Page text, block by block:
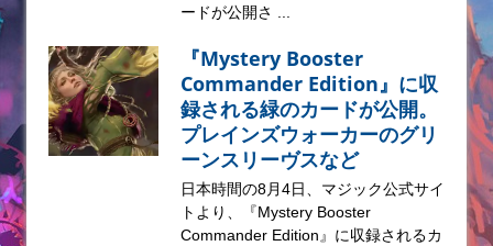
ードが公開さ ...
『Mystery Booster
Commander Edition』に収
録される緑のカードが公開。
プレインズウォーカーのグリ
ーンスリーヴスなど
日本時間の8月4日、マジック公式サイ
トより、『Mystery Booster
Commander Edition』に収録されるカ